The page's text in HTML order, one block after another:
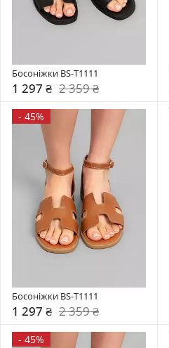
Босоніжки BS-T1111
1 297 ₴ 2 359 ₴
- 45%
Босоніжки BS-T1111
1 297 ₴ 2 359 ₴
- 45%